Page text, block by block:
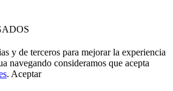
y de terceros para mejorar la experiencia
navegando consideramos que acepta
. Aceptar